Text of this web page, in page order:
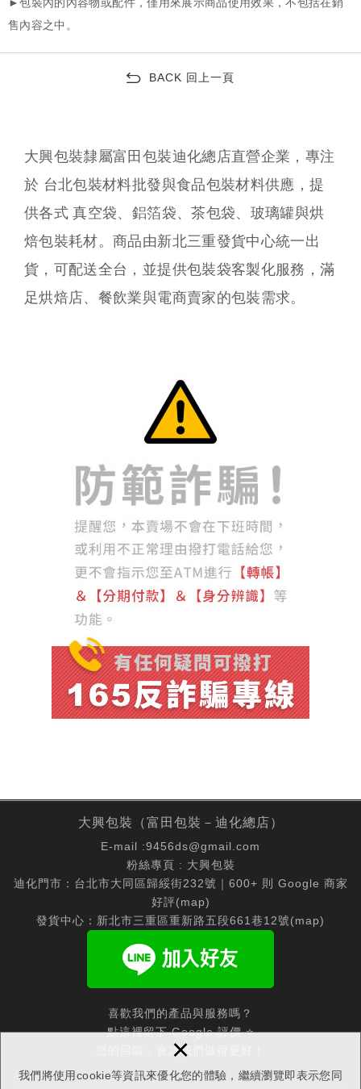
我們將使用cookie等資訊來優化您的體驗，繼續瀏覽即表示您同
×
BACK 回上一頁
大興包裝隸屬富田包裝迪化總店直營企業，專注
於 台北包裝材料批發與食品包裝材料供應，提
供各式 真空袋、鋁箔袋、茶包袋、玻璃罐與烘
焙包裝耗材。商品由新北三重發貨中心統一出
貨，可配送全台，並提供包裝袋客製化服務，滿
足烘焙店、餐飲業與電商賣家的包裝需求。
大興包裝（富田包裝－迪化總店）
E-mail :9456ds@gmail.com
粉絲專頁 : 大興包裝
迪化門市：台北市大同區歸綏街232號｜600+ 則 Google 商家
好評(map)
發貨中心：新北市三重區重新路五段661巷12號(map)
喜歡我們的產品與服務嗎？
點這裡留下 Google 評價 ⭐
您的回饋，會讓我們做得更好！